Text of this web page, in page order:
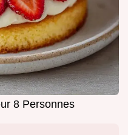
8 Personnes